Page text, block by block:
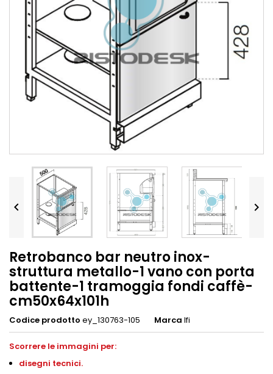
 
Retrobanco bar neutro inox-
struttura metallo-1 vano con porta
battente-1 tramoggia fondi caffè-
cm50x64x101h
Codice prodotto ey_130763-105 Marca Ifi
Scorrere le immagini per:
disegni tecnici.